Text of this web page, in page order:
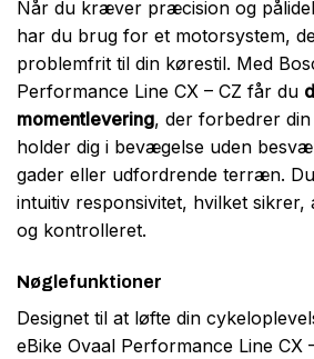
Når du kræver præcision og
har du brug for et motorsystem,
problemfrit til din kørestil. Med
Performance Line CX – CZ får du
momentlevering, der forbedrer
holder dig i bevægelse uden
gader eller udfordrende terræn.
intuitiv responsivitet, hvilket sikrer,
og kontrolleret.
Nøglefunktioner
Designet til at løfte din
eBike Ovaal Performance Line CX